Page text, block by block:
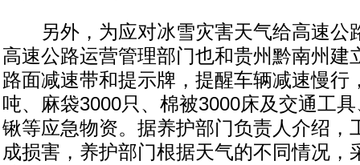
另外，为应对冰雪灾害天气给高速公
高速公路运营管理部门也和贵州黔南州建
路面减速带和提示牌，提醒车辆减速慢行
吨、麻袋3000只、棉被3000床及交通工
锹等应急物资。据养护部门负责人介绍，
成损害，养护部门根据天气的不同情况，